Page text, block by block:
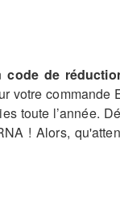
code de
votre commande
toute l’année.
! Alors,